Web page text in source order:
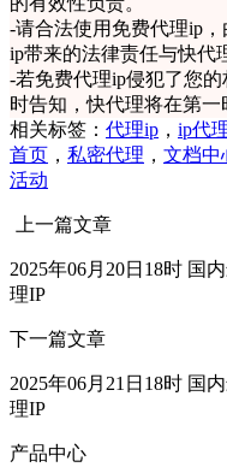
-请合法使用免费代理ip
ip带来的法律责任与快代
-若免费代理ip侵犯了您
时告知，快代理将在第一
相关标签： 代理ip ， ip代
首页 ， 私密代理 ， 文档中
活动
上一篇文章
2025年06月20日18时 国
理IP
下一篇文章
2025年06月21日18时 国
理IP
产品中心